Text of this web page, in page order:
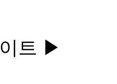
트 ▶